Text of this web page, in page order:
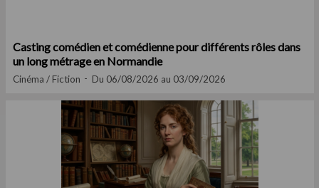
Casting comédien et comédienne pour différents rôles dans
un long métrage en Normandie
Cinéma / Fiction Du 06/08/2026 au 03/09/2026